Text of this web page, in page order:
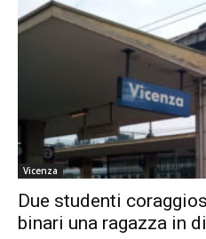
Vicenza
Due studenti
binari una ragazza in